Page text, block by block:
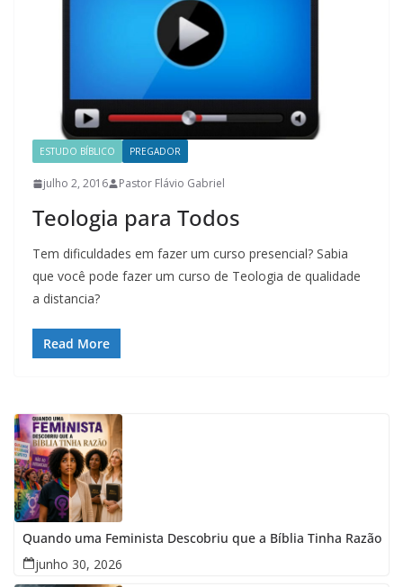
ESTUDO BÍBLICO PREGADOR
julho 2, 2016 Pastor Flávio Gabriel
Teologia para Todos
Tem dificuldades em fazer um curso presencial? Sabia
que você pode fazer um curso de Teologia de qualidade
a distancia?
Read More
Quando uma Feminista Descobriu que a Bíblia Tinha Razão
junho 30, 2026